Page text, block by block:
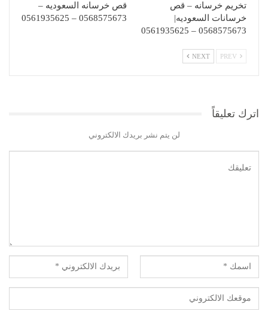
تخريم خرسانه – قص
خرسانات السعوديه|
0568575673 – 0561935625
قص خرسانه السعوديه –
0568575673 – 0561935625
NEXT
اترك تعليقاً
لن يتم نشر بريدك الالكتروني